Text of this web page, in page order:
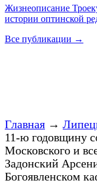
Жизнеописание
истории оптинской
Все публикации →
Главная →
11-ю годовщину
Московского и
Задонский
Богоявленском